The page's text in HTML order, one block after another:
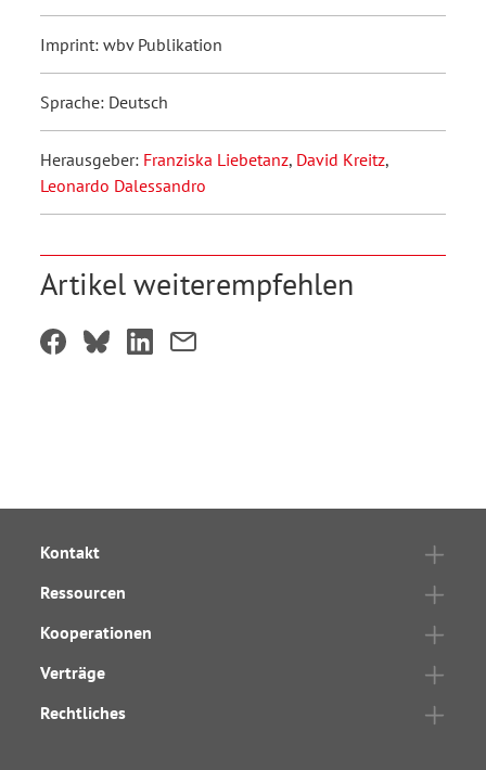
Imprint: wbv Publikation
Sprache: Deutsch
Herausgeber: Franziska Liebetanz, David Kreitz,
Leonardo Dalessandro
Artikel weiterempfehlen
Kontakt
Ressourcen
Kooperationen
Verträge
Rechtliches